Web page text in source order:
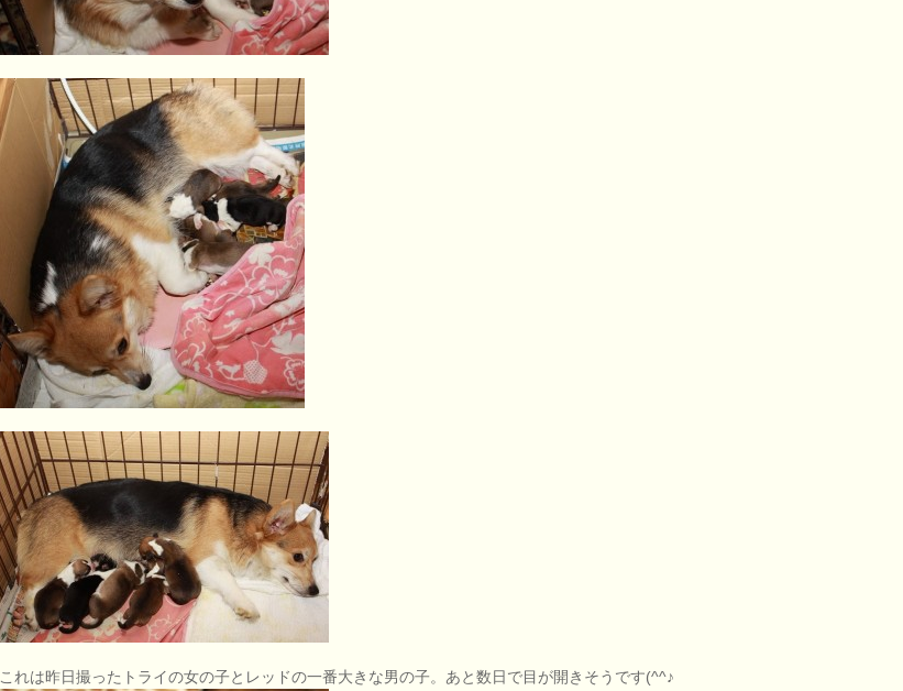
これは昨日撮ったトライの女の子とレッドの一番大きな男の子。あと数日で目が開きそうです(^^♪